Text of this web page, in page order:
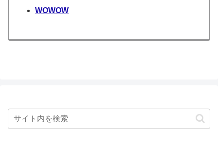
WOWOW